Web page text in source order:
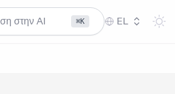
στην AI ⌘K EL